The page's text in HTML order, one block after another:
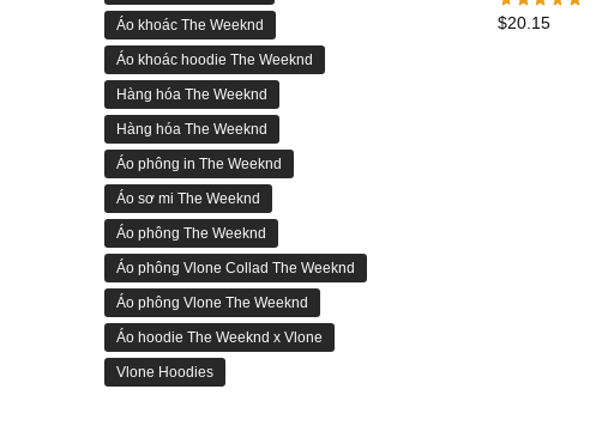
$20.15
Áo khoác The Weeknd
Áo khoác hoodie The Weeknd
Hàng hóa The Weeknd
Hàng hóa The Weeknd
Áo phông in The Weeknd
Áo sơ mi The Weeknd
Áo phông The Weeknd
Áo phông Vlone Collad The Weeknd
Áo phông Vlone The Weeknd
Áo hoodie The Weeknd x Vlone
Vlone Hoodies